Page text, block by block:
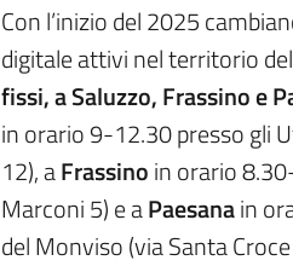
Con l’inizio del 2025
digitale attivi nel territorio
fissi, a Saluzzo, Frassino e
in orario 9-12.30 presso gli
12), aFrassinoin orario
Marconi 5) e aPaesanain
del Monviso (via Santa